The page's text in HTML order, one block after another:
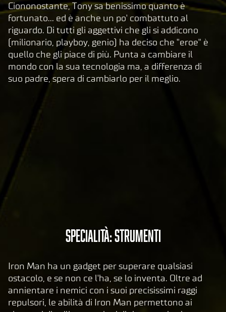
o su
Gioc
a,
acce
tti
la
pol
la
tras
feri
men
to
dei
Ciononostante, Tony sa benissimo quanto è
fortunato... ed è anche un po' combattuto al
riguardo. Di tutti gli aggettivi che gli si addicono
(milionario, playboy, genio) ha deciso che "eroe" è
quello che gli piace di più. Punta a cambiare il
mondo con la sua tecnologia ma, a differenza di
suo padre, spera di cambiarlo per il meglio.
c
e
p
t
Specialità: Strumenti
Iron Man ha un gadget per superare qualsiasi
ostacolo, e se non ce l'ha, se lo inventa. Oltre ad
annientare i nemici con i suoi precisissimi raggi
repulsori, le abilità di Iron Man permettono ai